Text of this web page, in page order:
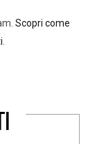
Scopri come